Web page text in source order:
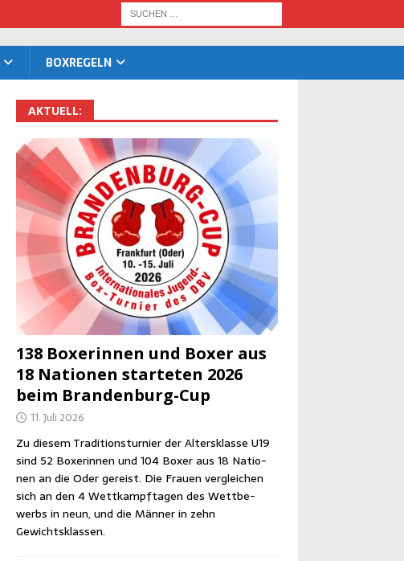
BOX­RE­GELN
AKTU­ELL:
138 Boxe­rin­nen und Boxer aus
18 Natio­nen star­te­ten 2026
beim Brandenburg-Cup
11. Juli 2026
Zu die­sem Tra­di­ti­ons­tur­nier der Alters­klas­se U19
sind 52 Boxe­rin­nen und 104 Boxer aus 18 Natio­
nen an die Oder gereist. Die Frau­en ver­glei­chen
sich an den 4 Wett­kampf­ta­gen des Wett­be­
werbs in neun, und die Män­ner in zehn
Gewichtsklassen.